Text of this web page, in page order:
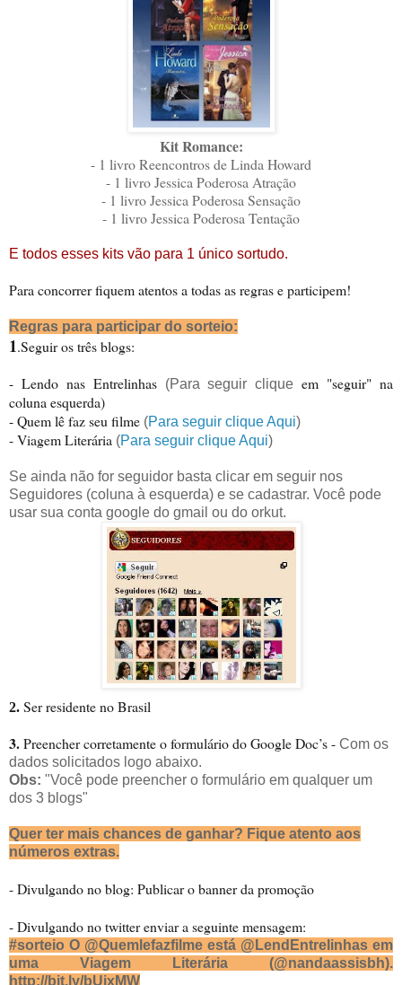
Kit Romance:
- 1 livro Reencontros de Linda Howard
- 1 livro Jessica Poderosa Atração
- 1 livro Jessica Poderosa Sensação
- 1 livro Jessica Poderosa Tentação
E todos esses kits vão para 1 único sortudo.
Para concorrer fiquem atentos a todas as regras e participem!
Regras para participar do sorteio:
1.Seguir os três blogs:
- Lendo nas Entrelinhas (Para seguir clique em "seguir" na
coluna esquerda)
- Quem lê faz seu filme (Para seguir clique Aqui)
- Viagem Literária (Para seguir clique Aqui)
Se ainda não for seguidor basta clicar em seguir nos
Seguidores (coluna à esquerda) e se cadastrar. Você pode
usar sua conta google do gmail ou do orkut.
2. Ser residente no Brasil
3.Preencher corretamente o formulário do Google Doc’s - Com os
dados solicitados logo abaixo.
Obs: "Você pode preencher o formulário em qualquer um
dos 3 blogs"
Quer ter mais chances de ganhar? Fique atento aos
números extras.
- Divulgando no blog: Publicar o banner da promoção
- Divulgando no twitter enviar a seguinte mensagem:
#sorteio O @Quemlefazfilme está @LendEntrelinhas em
uma Viagem Literária (@nandaassisbh).
http://bit.ly/bUixMW